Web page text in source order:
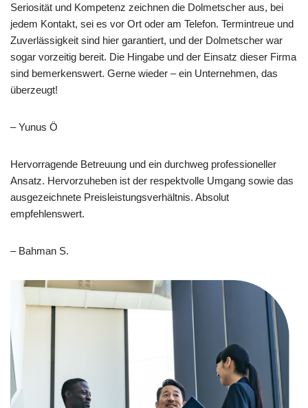
Seriosität und Kompetenz zeichnen die Dolmetscher aus, bei
jedem Kontakt, sei es vor Ort oder am Telefon. Termintreue und
Zuverlässigkeit sind hier garantiert, und der Dolmetscher war
sogar vorzeitig bereit. Die Hingabe und der Einsatz dieser Firma
sind bemerkenswert. Gerne wieder – ein Unternehmen, das
überzeugt!
– Yunus Ö
Hervorragende Betreuung und ein durchweg professioneller
Ansatz. Hervorzuheben ist der respektvolle Umgang sowie das
ausgezeichnete Preisleistungsverhältnis. Absolut
empfehlenswert.
– Bahman S.